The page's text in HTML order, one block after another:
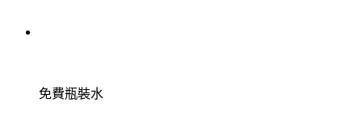
免費瓶裝水